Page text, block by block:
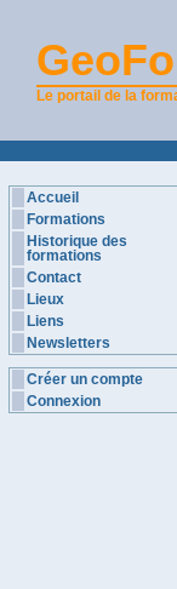
Le portail de la
Accueil
Formations
Historique des
formations
Contact
Lieux
Liens
Newsletters
Créer un compte
Connexion